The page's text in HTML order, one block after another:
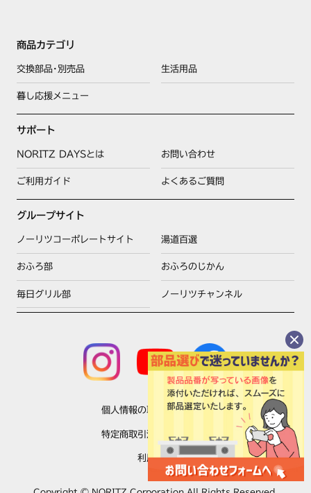
商品カテゴリ
交換部品･別売品 生活用品
暮し応援メニュー
サポート
NORITZ DAYSとは お問い合わせ
ご利用ガイド よくあるご質問
グループサイト
ノーリツコーポレートサイト 湯道百選
おふろ部 おふろのじかん
毎日グリル部 ノーリツチャンネル
個人情報の取扱いについて
特定商取引法に基づく表示
利用規約